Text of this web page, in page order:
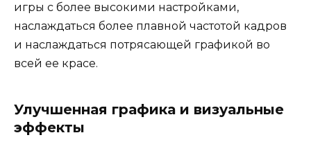
игры с более высокими настройками,
наслаждаться более плавной частотой кадров
и наслаждаться потрясающей графикой во
всей ее красе.
Улучшенная графика и визуальные
эффекты